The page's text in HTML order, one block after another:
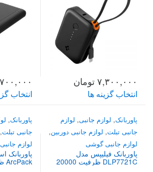
۷,۳۰۰,۰۰۰تومان
انتخاب گزینه ها
محصول
دارای
انواع
مختلفی
می
انتخاب
محصول
دارای
انواع
مختلفی
می
پاوربانک, لوازم جانبی, لوازم
جانبی تبلت, لوازم جانبی دوربین,
لوازم جانبی گوشی
پاوربانک فیلیپس مدل
DLP7721C ظرفیت 20000
پاوربانک,
جانبی تبلت,
لوازم
پاوربانک